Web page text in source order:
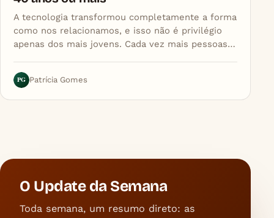
A tecnologia transformou completamente a forma
como nos relacionamos, e isso não é privilégio
apenas dos mais jovens. Cada vez mais pessoas…
PG Patrícia Gomes
O Update da Semana
Toda semana, um resumo direto: as